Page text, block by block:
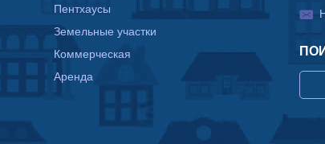
Пентхаусы
Земельные участки
Коммерческая
Аренда